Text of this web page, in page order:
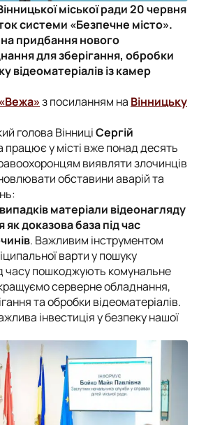
міської ради 20 червня
системи «Безпечне місто».
придбання нового
для зберігання, обробки
відеоматеріалів із камер
«Вежа»з посиланням на Вінницьку
голова ВінниціСергій
працює у місті вже понад десять
виявляти злочинців
обставини аварій та
матеріали відеонагляду
доказова база під час
. Важливим інструментом
варти у пошуку
часу пошкоджують комунальне
серверне обладнання,
та обробки відеоматеріалів.
інвестиція у безпеку нашої